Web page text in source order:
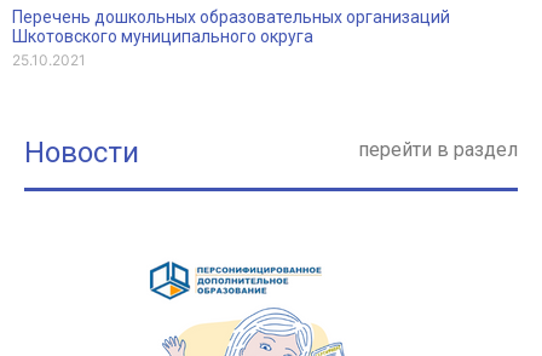
Перечень дошкольных образовательных организаций
Шкотовского муниципального округа
25.10.2021
Новости перейти в раздел